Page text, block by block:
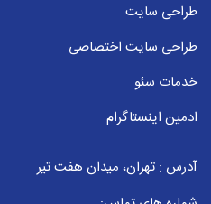
کنم یکسری از عکسای من
نمیشه به نظر شما مشکل
آیا افزونه دیگری هم می
این افزونه استفاده کنیم؟
طراحی سایت
طراحی سایت اختصاصی
خدمات سئو
ادمین اینستاگرام
آدرس : تهران، میدان هفت تیر